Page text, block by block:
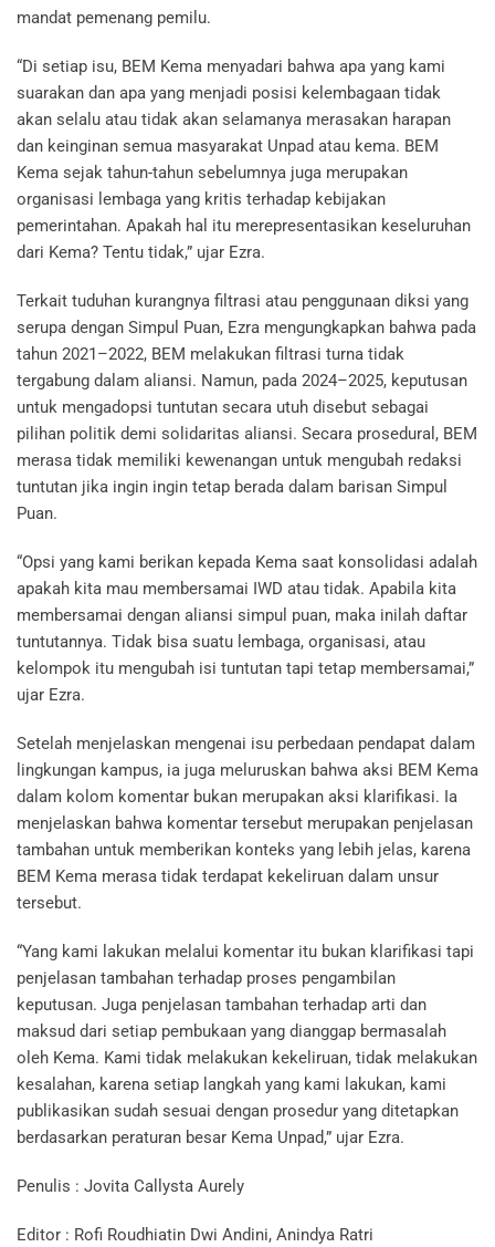
mandat pemenang pemilu.
“Di setiap isu, BEM Kema menyadari bahwa apa yang kami
suarakan dan apa yang menjadi posisi kelembagaan tidak
akan selalu atau tidak akan selamanya merasakan harapan
dan keinginan semua masyarakat Unpad atau kema. BEM
Kema sejak tahun-tahun sebelumnya juga merupakan
organisasi lembaga yang kritis terhadap kebijakan
pemerintahan. Apakah hal itu merepresentasikan keseluruhan
dari Kema? Tentu tidak,” ujar Ezra.
Terkait tuduhan kurangnya filtrasi atau penggunaan diksi yang
serupa dengan Simpul Puan, Ezra mengungkapkan bahwa pada
tahun 2021–2022, BEM melakukan filtrasi turna tidak
tergabung dalam aliansi. Namun, pada 2024–2025, keputusan
untuk mengadopsi tuntutan secara utuh disebut sebagai
pilihan politik demi solidaritas aliansi. Secara prosedural, BEM
merasa tidak memiliki kewenangan untuk mengubah redaksi
tuntutan jika ingin ingin tetap berada dalam barisan Simpul
Puan.
“Opsi yang kami berikan kepada Kema saat konsolidasi adalah
apakah kita mau membersamai IWD atau tidak. Apabila kita
membersamai dengan aliansi simpul puan, maka inilah daftar
tuntutannya. Tidak bisa suatu lembaga, organisasi, atau
kelompok itu mengubah isi tuntutan tapi tetap membersamai,”
ujar Ezra.
Setelah menjelaskan mengenai isu perbedaan pendapat dalam
lingkungan kampus, ia juga meluruskan bahwa aksi BEM Kema
dalam kolom komentar bukan merupakan aksi klarifikasi. Ia
menjelaskan bahwa komentar tersebut merupakan penjelasan
tambahan untuk memberikan konteks yang lebih jelas, karena
BEM Kema merasa tidak terdapat kekeliruan dalam unsur
tersebut.
“Yang kami lakukan melalui komentar itu bukan klarifikasi tapi
penjelasan tambahan terhadap proses pengambilan
keputusan. Juga penjelasan tambahan terhadap arti dan
maksud dari setiap pembukaan yang dianggap bermasalah
oleh Kema. Kami tidak melakukan kekeliruan, tidak melakukan
kesalahan, karena setiap langkah yang kami lakukan, kami
publikasikan sudah sesuai dengan prosedur yang ditetapkan
berdasarkan peraturan besar Kema Unpad,” ujar Ezra.
Penulis : Jovita Callysta Aurely
Editor : Rofi Roudhiatin Dwi Andini, Anindya Ratri